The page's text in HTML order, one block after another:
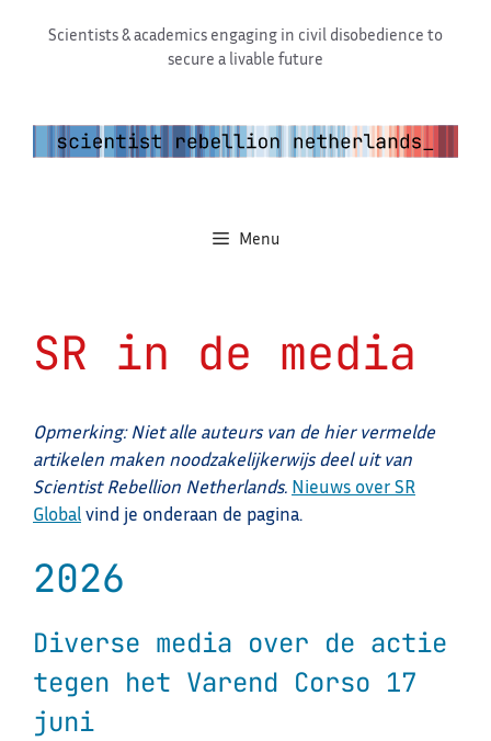
Scientists & academics engaging in civil disobedience to
secure a livable future
Menu
SR in de media
Opmerking: Niet alle auteurs van de hier vermelde
artikelen maken noodzakelijkerwijs deel uit van
Scientist Rebellion Netherlands. Nieuws over SR
Globalvind je onderaan de pagina.
2026
Diverse media over de actie
tegen het Varend Corso 17
juni